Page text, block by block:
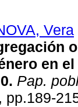
Vera
en
. Pap.
pp.189-